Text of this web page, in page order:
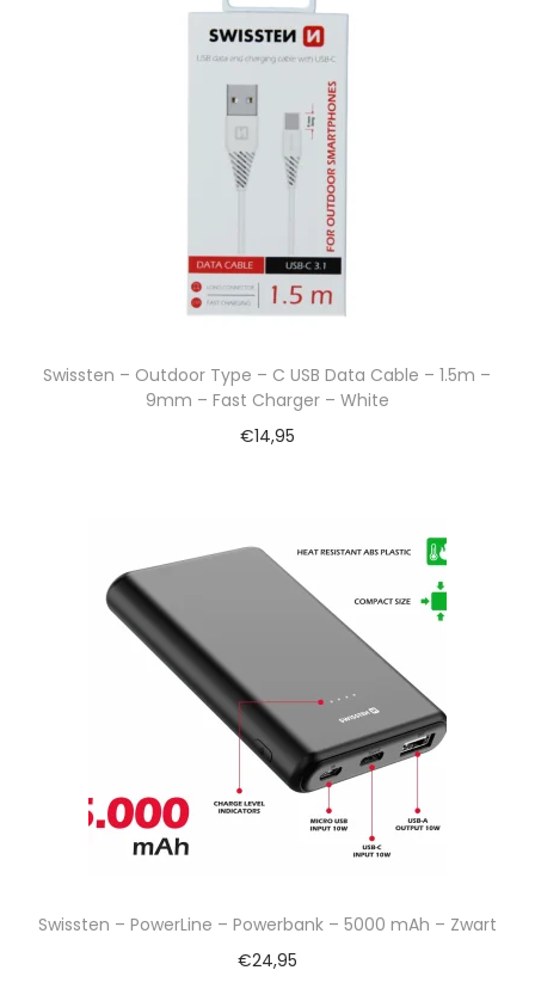
Swissten – Outdoor Type – C USB Data Cable – 1.5m –
9mm – Fast Charger – White
€14,95
Swissten – PowerLine – Powerbank – 5000 mAh – Zwart
€24,95